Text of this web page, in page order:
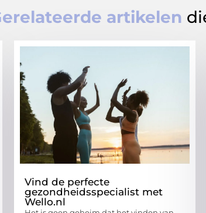
artikelen
Vind de perfecte
gezondheidsspecialist met
Wello.nl